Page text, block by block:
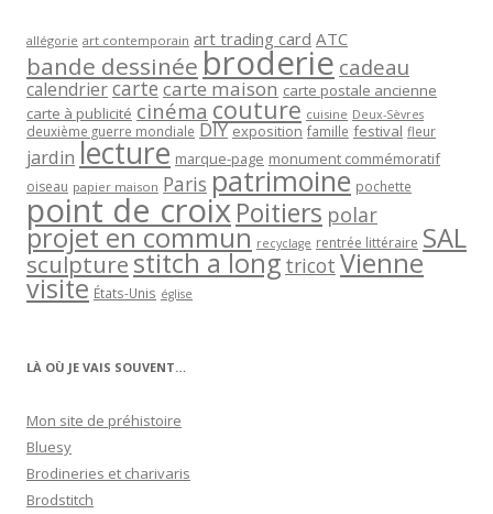
allégorie art contemporain art trading card ATC
bande dessinée broderie cadeau
calendriercartecarte maison carte postale ancienne
carte à publicité cinéma couture cuisine Deux-Sèvres
deuxième guerre mondiale DIY exposition famille festival fleur
jardin lecture marque-page monument commémoratif
oiseau papier maison Paris patrimoine pochette
point de croixPoitiers polar
projet en commun recyclage rentrée littéraire SAL
sculpturestitch a long tricot Vienne
visite États-Unis église
LÀ OÙ JE VAIS SOUVENT…
Mon site de préhistoire
Bluesy
Brodineries et charivaris
Brodstitch